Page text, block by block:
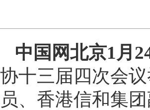
中国网北京1月
协十三届四次会
员、香港信和集